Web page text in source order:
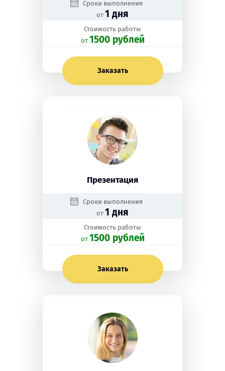
Сроки выполнения
от 1 дня
Стоимость работы
oт 1500 рублей
Заказать
Презентация
Сроки выполнения
от 1 дня
Стоимость работы
oт 1500 рублей
Заказать